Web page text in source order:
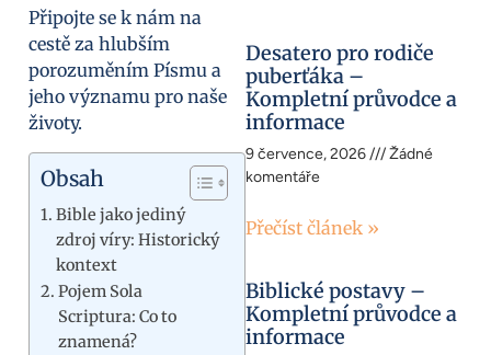
Připojte se k nám na
cestě za hlubším
porozuměním Písmu a
jeho významu pro naše
životy.
Obsah
Bible jako jediný
zdroj víry: Historický
kontext
Pojem Sola
Scriptura: Co to
znamená?
Desatero pro rodiče
puberťáka –
Kompletní průvodce a
informace
9 července, 2026
Žádné
komentáře
Přečíst článek »
Biblické postavy –
Kompletní průvodce a
informace